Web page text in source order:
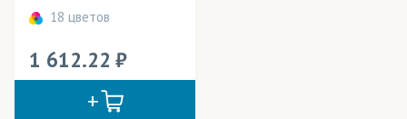
18 цветов
1 612.22